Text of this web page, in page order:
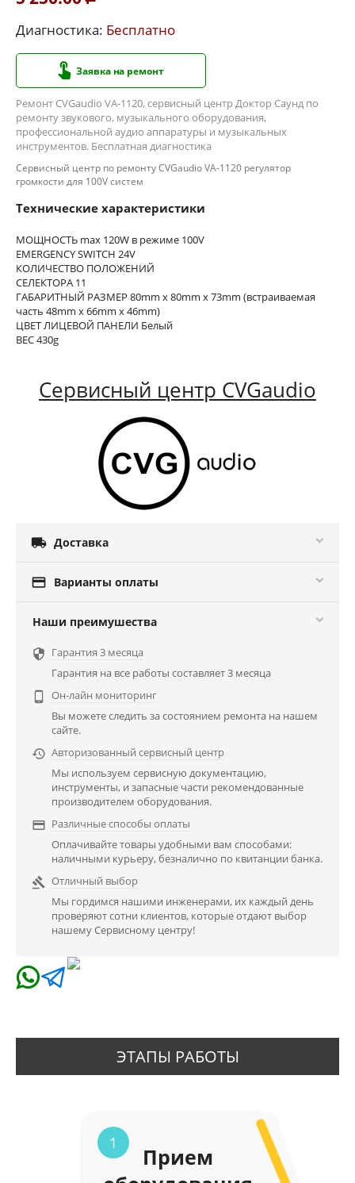
Диагностика: Бесплатно
Заявка на ремонт
Ремонт CVGaudio VA-1120, сервисный центр Доктор Саунд по
ремонту звукового, музыкального оборудования,
профессиональной аудио аппаратуры и музыкальных
инструментов. Бесплатная диагностика
Сервисный центр по ремонту CVGaudio VA-1120 регулятор
громкости для 100V систем
Технические характеристики
МОЩНОСТЬ max 120W в режиме 100V
EMERGENCY SWITCH 24V
КОЛИЧЕСТВО ПОЛОЖЕНИЙ
СЕЛЕКТОРА 11
ГАБАРИТНЫЙ РАЗМЕР 80mm x 80mm x 73mm (встраиваемая
часть 48mm х 66mm x 46mm)
ЦВЕТ ЛИЦЕВОЙ ПАНЕЛИ Белый
ВЕС 430g
Сервисный центр CVGaudio
 Доставка
 Варианты оплаты
Наши преимушества
 Гарантия 3 месяца
Гарантия на все работы составляет 3 месяца

Он-лайн мониторинг
Вы можете следить за состоянием ремонта на нашем
сайте.
 Авторизованный сервисный центр
Мы используем сервисную документацию,
инструменты, и запасные части рекомендованные
производителем оборудования.
 Различные способы оплаты
Оплачивайте товары удобными вам способами:
наличными курьеру, безналично по квитанции банка.
 Отличный выбор
Мы гордимся нашими инженерами, их каждый день
проверяют сотни клиентов, которые отдают выбор
нашему Сервисному центру!
ЭТАПЫ РАБОТЫ
1
Прием